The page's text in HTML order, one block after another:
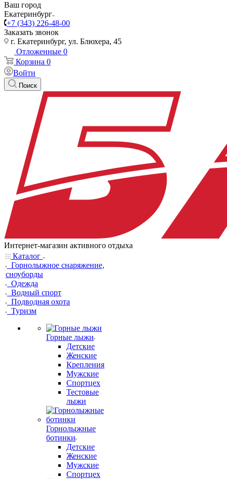
Ваш город
Екатеринбург
+7 (343) 226-48-00
Заказать звонок
г. Екатеринбург, ул. Блюхера, 45
Отложенные 0
Корзина 0
Войти
Поиск
Интернет-магазин активного отдыха
Каталог
Горнолыжное снаряжение,
сноуборды
Одежда
Водный спорт
Подводная охота
Туризм
Горные лыжи
Детские
Женские
Крепления
Мужские
Спортцех
Тестовые
лыжи
Горнолыжные
ботинки
Детские
Женские
Мужские
Спортцех